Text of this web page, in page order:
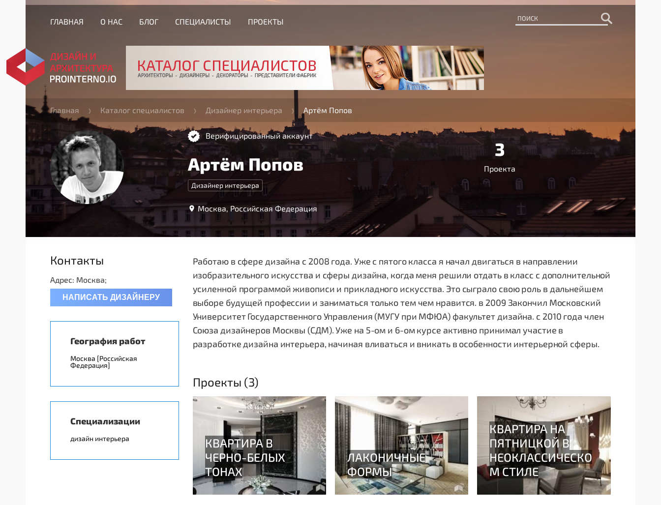
ГЛАВНАЯ О НАС БЛОГ СПЕЦИАЛИСТЫ ПРОЕКТЫ
Главная Каталог специалистов Дизайнер интерьера Артём Попов
Верифицированный аккаунт
Артём Попов
Дизайнер интерьера
Москва, Российская Федерация
3
Проекта
Контакты
Адрес: Москва;
НАПИСАТЬ ДИЗАЙНЕРУ
География работ
Москва [Российская
Федерация]
Специализации
дизайн интерьера
Работаю в сфере дизайна с 2008 года. Уже с пятого класса я начал двигаться в направлении
изобразительного искусства и сферы дизайна, когда меня решили отдать в класс с дополнительной
усиленной программой живописи и прикладного искусства. Это сыграло свою роль в дальнейшем
выборе будущей профессии и заниматься только тем чем нравится. в 2009 Закончил Московский
Университет Государственного Управления (МУГУ при МФЮА) факультет дизайна. с 2010 года член
Союза дизайнеров Москвы (СДМ). Уже на 5-ом и 6-ом курсе активно принимал участие в
разработке дизайна интерьера, начиная вливаться и вникать в особенности интерьерной сферы.
Проекты (3)